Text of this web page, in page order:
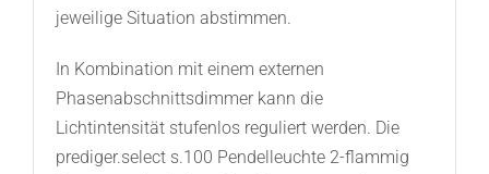
jeweilige Situation abstimmen.
In Kombination mit einem externen
Phasenabschnittsdimmer kann die
Lichtintensität stufenlos reguliert werden. Die
prediger.select s.100 Pendelleuchte 2-flammig